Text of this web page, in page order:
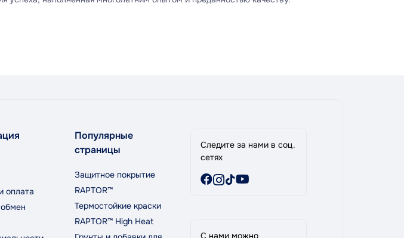
оплата
Популярные
страницы
Защитное покрытие
RAPTOR™
Термостойкие краски
RAPTOR™ High Heat
Следите за нами в соц.
сетях
С нами можно